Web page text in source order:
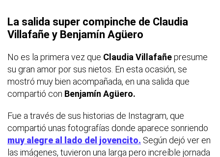
La salida super compinche de Claudia
Villafañe y Benjamín Agüero
No es la primera vez que Claudia Villafañepresume
su gran amor por sus nietos. En esta ocasión, se
mostró muy bien acompañada, en una salida que
compartió con Benjamín Agüero.
Fue a través de sus historias de Instagram, que
compartió unas fotografías donde aparece sonriendo
muy alegre al lado del jovencito. Según dejó ver en
las imágenes, tuvieron una larga pero increíble jornada